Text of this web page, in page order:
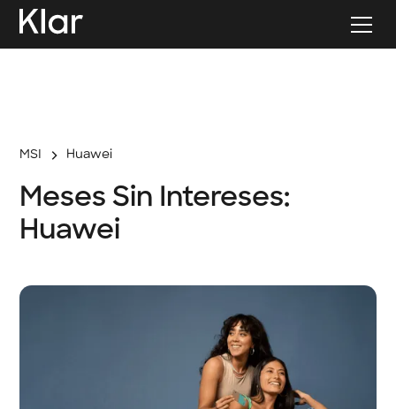
MSI Huawei
Meses Sin Intereses:
Huawei